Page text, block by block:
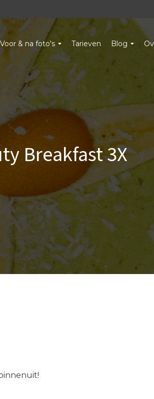
Voor & na foto's Tarieven Blog
Breakfast 3X